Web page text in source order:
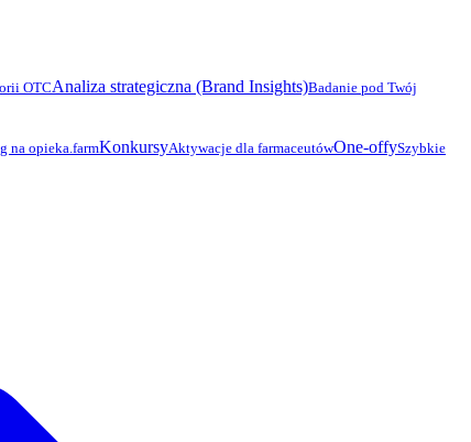
OTCAnaliza strategiczna (Brand Insights)Badanie pod Twój
na opieka.farmKonkursyAktywacje dla farmaceutówOne-offySzybkie